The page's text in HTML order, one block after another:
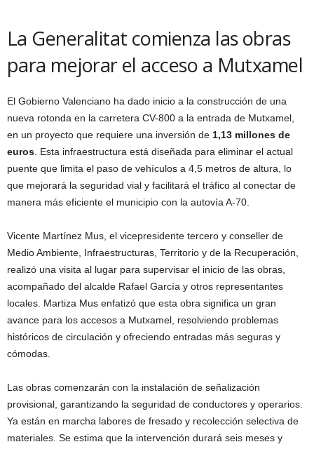
La Generalitat comienza las obras
para mejorar el acceso a Mutxamel
El Gobierno Valenciano ha dado inicio a la construcción de una
nueva rotonda en la carretera CV-800 a la entrada de Mutxamel,
en un proyecto que requiere una inversión de 1,13 millones de
euros . Esta infraestructura está diseñada para eliminar el actual
puente que limita el paso de vehículos a 4,5 metros de altura, lo
que mejorará la seguridad vial y facilitará el tráfico al conectar de
manera más eficiente el municipio con la autovía A-70.
Vicente Martínez Mus, el vicepresidente tercero y conseller de
Medio Ambiente, Infraestructuras, Territorio y de la Recuperación,
realizó una visita al lugar para supervisar el inicio de las obras,
acompañado del alcalde Rafael García y otros representantes
locales. Martiza Mus enfatizó que esta obra significa un gran
avance para los accesos a Mutxamel, resolviendo problemas
históricos de circulación y ofreciendo entradas más seguras y
cómodas.
Las obras comenzarán con la instalación de señalización
provisional, garantizando la seguridad de conductores y operarios.
Ya están en marcha labores de fresado y recolección selectiva de
materiales. Se estima que la intervención durará seis meses y